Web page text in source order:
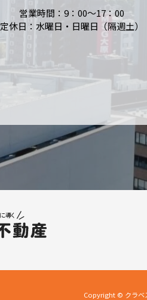
営業時間：9：00～17：00
定休日：水曜日・日曜日（隔週土）
Copyright © クラベ